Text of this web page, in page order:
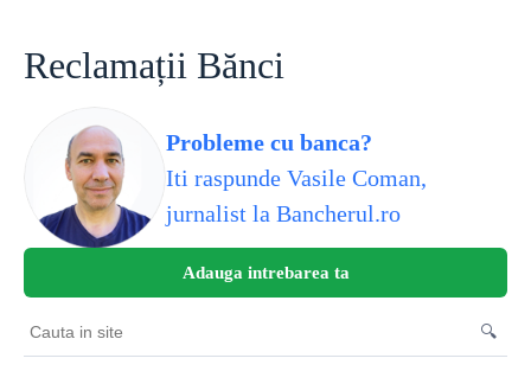
contentReclamații Bănci
Probleme cu banca?
Iti raspunde Vasile Coman,
jurnalist la Bancherul.ro
Adauga intrebarea ta
Cauta
in
🔍